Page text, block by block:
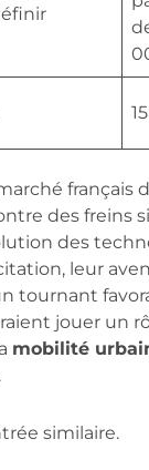
français
des freins
des
leur
tournant
jouer un
mobilité
similaire.